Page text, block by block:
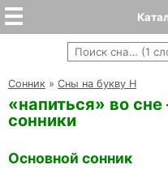
Cонник » Сны на букву Н
«напиться» во
сонники
Основной сонник